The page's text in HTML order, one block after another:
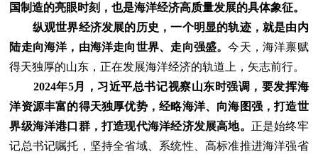
国制造的亮眼时刻，也是海洋经济高质量发展的具体象征。
纵观世界经济发展的历史，一个明显的轨迹，就是由内
陆走向海洋，由海洋走向世界、走向强盛。今天，海洋禀赋
得天独厚的山东，正在发展海洋经济的轨道上，矢志前行。
2024年5月，习近平总书记视察山东时强调，要发挥海
洋资源丰富的得天独厚优势，经略海洋、向海图强，打造世
界级海洋港口群，打造现代海洋经济发展高地。 正是始终牢
记总书记嘱托，坚持全省域、系统性、高标准推进海洋强省